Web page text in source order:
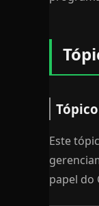
Este
papel do